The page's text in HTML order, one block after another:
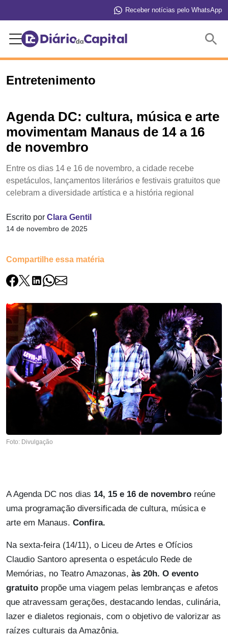
Receber notícias pelo WhatsApp
Entretenimento
Agenda DC: cultura, música e arte
movimentam Manaus de 14 a 16
de novembro
Entre os dias 14 e 16 de novembro, a cidade recebe
espetáculos, lançamentos literários e festivais gratuitos que
celebram a diversidade artística e a história regional
Escrito por Clara Gentil
14 de novembro de 2025
Compartilhe essa matéria
Foto: Divulgação
A Agenda DC nos dias 14, 15 e 16 de novembro reúne
uma programação diversificada de cultura, música e
arte em Manaus. Confira.
Na sexta-feira (14/11), o Liceu de Artes e Ofícios
Claudio Santoro apresenta o espetáculo Rede de
Memórias, no Teatro Amazonas, às 20h. O evento
gratuito propõe uma viagem pelas lembranças e afetos
que atravessam gerações, destacando lendas, culinária,
lazer e dialetos regionais, com o objetivo de valorizar as
raízes culturais da Amazônia.